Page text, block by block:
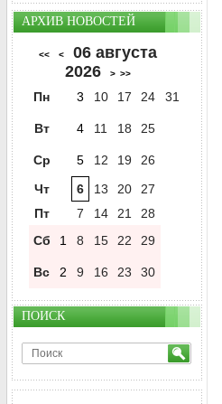
АРХИВ НОВОСТЕЙ
<< <
06 августа
2026
> >>
Пн 3 10 17 24 31
Вт 4 11 18 25
Ср 5 12 19
26
Чт
6 13 20
27
Пт
7 14 21
28
Сб
1 8 15 22 29
Вс 2 9 16 23 30
ПОИСК